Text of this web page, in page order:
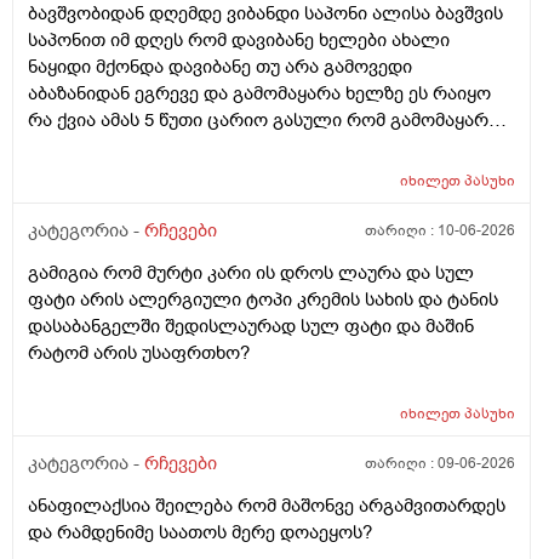
ბავშვობიდან დღემდე ვიბანდი საპონი ალისა ბავშვის
საპონით იმ დღეს რომ დავიბანე ხელები ახალი
ნაყიდი მქონდა დავიბანე თუ არა გამოვედი
აბაზანიდან ეგრევე და გამომაყარა ხელზე ეს რაიყო
რა ქვია ამას 5 წუთი ცარიო გასული რომ გამომაყარა
იხილეთპასუხი
კატეგორია - რჩევები თარიღი : 10-06-2026
გამიგია რომ მურტი კარი ის დროს ლაურა და სულ
ფატი არის ალერგიული ტოპი კრემის სახის და ტანის
დასაბანგელში შედისლაურად სულ ფატი და მაშინ
რატომ არის უსაფრთხო?
იხილეთპასუხი
კატეგორია - რჩევები თარიღი :09-06-2026
ანაფილაქსია შეილება რომ მაშონვე არგამვითარდეს
და რამდენიმე საათოს მერე დოაეყოს?